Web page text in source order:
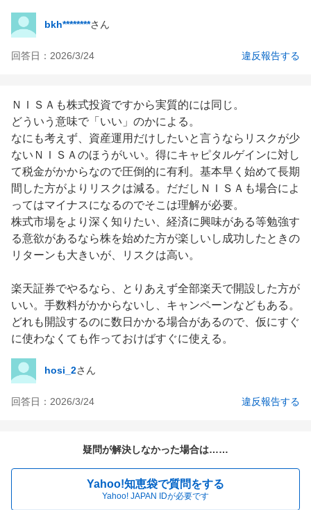
bkh********さん
回答日： 2026/3/24 違反報告する
ＮＩＳＡも株式投資ですから実質的には同じ。
どういう意味で「いい」のかによる。
なにも考えず、資産運用だけしたいと言うならリスクが少
ないＮＩＳＡのほうがいい。得にキャピタルゲインに対し
て税金がかからなので圧倒的に有利。基本早く始めて長期
間した方がよりリスクは減る。だだしＮＩＳＡも場合によ
ってはマイナスになるのでそこは理解が必要。
株式市場をより深く知りたい、経済に興味がある等勉強す
る意欲があるなら株を始めた方が楽しいし成功したときの
リターンも大きいが、リスクは高い。
楽天証券でやるなら、とりあえず全部楽天で開設した方が
いい。手数料がかからないし、キャンペーンなどもある。
どれも開設するのに数日かかる場合があるので、仮にすぐ
に使わなくても作っておけばすぐに使える。
hosi_2さん
回答日： 2026/3/24 違反報告する
疑問が解決しなかった場合は……
Yahoo!知恵袋で質問をする
Yahoo! JAPAN IDが必要です